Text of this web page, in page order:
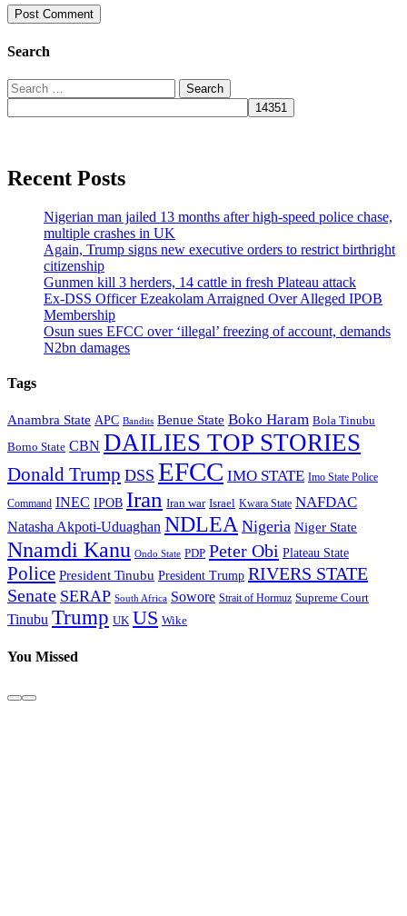
Search
Search
for:
Recent Posts
Nigerian man jailed 13 months after high-speed police chase,
multiple crashes in UK
Again, Trump signs new executive orders to restrict birthright
citizenship
Gunmen kill 3 herders, 14 cattle in fresh Plateau attack
Ex-DSS Officer Ezeakolam Arraigned Over Alleged IPOB
Membership
Osun sues EFCC over ‘illegal’ freezing of account, demands
N2bn damages
Tags
Anambra State APC Bandits Benue State Boko Haram Bola Tinubu
Borno State CBN DAILIES TOP STORIES
Donald Trump DSS EFCC IMO STATE Imo State Police
Command INEC IPOB Iran Iran war Israel Kwara State NAFDAC
Natasha Akpoti-Uduaghan NDLEA Nigeria Niger State
Nnamdi Kanu Ondo State PDP Peter Obi Plateau State
Police President Tinubu President Trump RIVERS STATE
Senate SERAP South Africa Sowore Strait of Hormuz Supreme Court
Tinubu Trump UK US Wike
You Missed